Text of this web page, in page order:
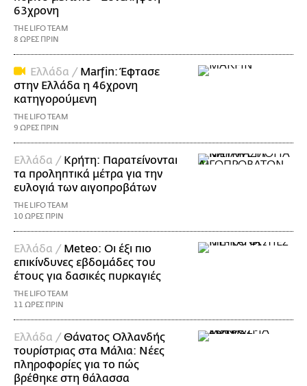
63χρονη
THE LIFO TEAM
8 ΩΡΕΣ ΠΡΙΝ
Ελλάδα / Marfin: Έφτασε
στην Ελλάδα η 46χρονη
κατηγορούμενη
THE LIFO TEAM
9 ΩΡΕΣ ΠΡΙΝ
Ελλάδα / Κρήτη: Παρατείνονται
τα προληπτικά μέτρα για την
ευλογιά των αιγοπροβάτων
THE LIFO TEAM
10 ΩΡΕΣ ΠΡΙΝ
Ελλάδα / Meteo: Οι έξι πιο
επικίνδυνες εβδομάδες του
έτους για δασικές πυρκαγιές
THE LIFO TEAM
11 ΩΡΕΣ ΠΡΙΝ
Ελλάδα /Θάνατος Ολλανδής
τουρίστριας στα Μάλια: Νέες
πληροφορίες για το πώς
βρέθηκε στη θάλασσα